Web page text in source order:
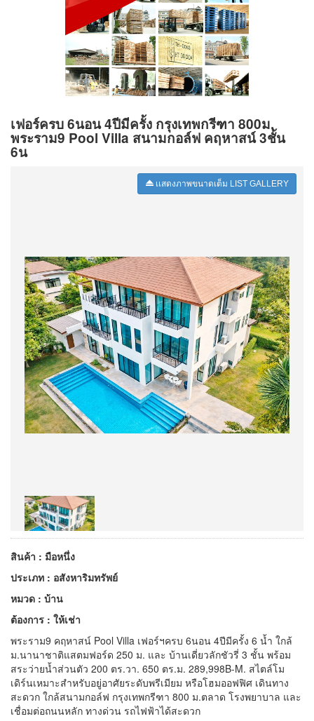
เฟอร์ครบ 6นอน 4ปีมีครั้ง กรุงเทพกรีฑา 800ม.
พระราม9 Pool Villa สนามกอล์ฟ คฤหาสน์ 3ชั้น
6น
เเสดงภาพขนาดเต็ม LIST GALLERY
สินค้า : มือหนึ่ง
ประเภท : อสังหาริมทรัพย์
หมวด : บ้าน
ต้องการ : ให้เช่า
พระราม9 คฤหาสน์ Pool Villa เฟอร์ฯครบ 6นอน 4ปีมีครั้ง 6 น้ำ ใกล้
ม.นานาชาติแสตมฟอร์ด 250 ม. และ บ้านเดี่ยวลักชัวรี่ 3 ชั้น พร้อม
สระว่ายน้ำส่วนตัว 200 ตร.วา. 650 ตร.ม. 289,998B-M. สไตล์โม
เดิร์นเหมาะสำหรับอยู่อาศัยระดับพรีเมียม หรือโฮมออฟฟิศ เดินทาง
สะดวก ใกล้สนามกอล์ฟ กรุงเทพกรีฑา 800 ม.ตลาด โรงพยาบาล และ
เชื่อมต่อถนนหลัก ทางด่วน รถไฟฟ้าได้สะดวก